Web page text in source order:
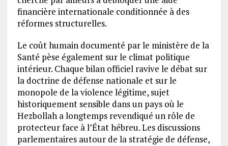
financière internationale conditionnée à des
réformes structurelles.
Le coût humain documenté par le ministère de la
Santé pèse également sur le climat politique
intérieur. Chaque bilan officiel ravive le débat sur
la doctrine de défense nationale et sur le
monopole de la violence légitime, sujet
historiquement sensible dans un pays où le
Hezbollah a longtemps revendiqué un rôle de
protecteur face à l’État hébreu. Les discussions
parlementaires autour de la stratégie de défense,